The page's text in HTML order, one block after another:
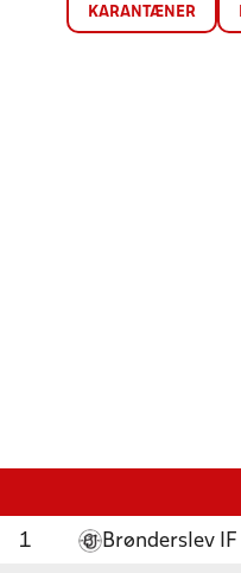
KARANTÆNER
1 Brønderslev IF